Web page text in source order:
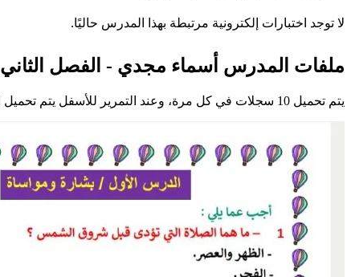
لا توجد اختبارات إلكترونية مرتبطة بهذا المدرس حاليًا.
ملفات المدرس أسماء مجدي - الفصل الثاني
يتم تحميل 10 سجلات في كل مرة، وعند التمرير للأسفل يتم تحميل المزيد تلقائيًا.